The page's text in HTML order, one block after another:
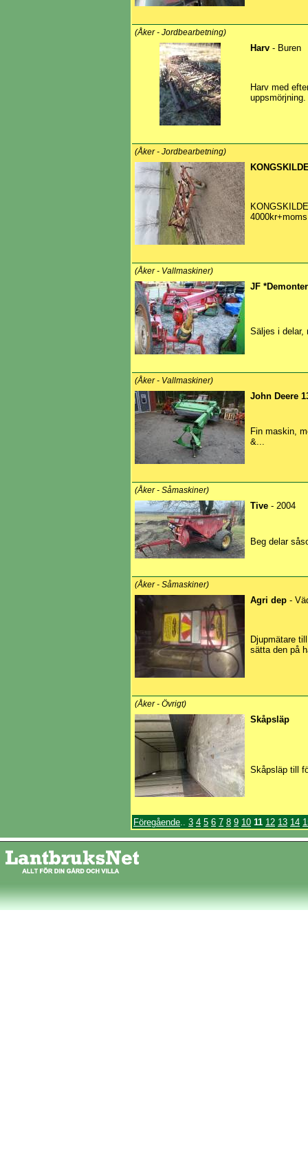
(Åker - Jordbearbetning)
Harv - Buren
Harv med
uppsmörjning.
(Åker - Jordbearbetning)
4000kr+moms
(Åker - Vallmaskiner)
JF
Säljes i delar,
(Åker - Vallmaskiner)
John Deere
Fin maskin,
&...
(Åker - Såmaskiner)
Tive - 2004
Beg delar
(Åker - Såmaskiner)
Agri dep -
Djupmätare
sätta den på
(Åker - Övrigt)
Skåpsläp
Skåpsläp till
Föregående.. 3 4 5 6 7 8 9 10 11 12 13 14